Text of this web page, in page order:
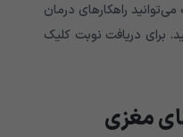
راهکارهای درمان
برای دریافت نوبت کلیک
مغزی